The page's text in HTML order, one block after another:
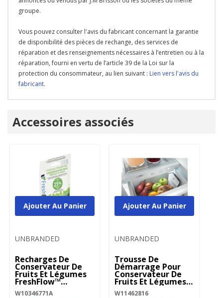
groupe.
Vous pouvez consulter l'avis du fabricant concernant la garantie
de disponibilité des pièces de rechange, des services de
réparation et des renseignements nécessaires à l’entretien ou à la
réparation, fourni en vertu de l’article 39 de la Loi sur la
protection du consommateur, au lien suivant : Lien vers l'avis du
fabricant.
personnalisé
Accessoires associés
UNBRANDED
Recharges De
Conservateur De
Fruits Et Légumes
FreshFlow™
W10346771A
W10346771A
Ajouter Au Panier
UNBRANDED
Trousse De
Démarrage Pour
Conservateur De
Fruits Et Légumes
W11462816
W11462816
Ajouter Au Panier